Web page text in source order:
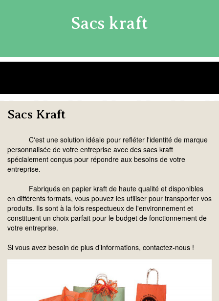
Sacs kraft
Sacs Kraft
C'est une solution idéale pour refléter l'identité de marque
personnalisée de votre entreprise avec des sacs kraft
spécialement conçus pour répondre aux besoins de votre
entreprise.
Fabriqués en papier kraft de haute qualité et disponibles
en différents formats, vous pouvez les utiliser pour transporter vos
produits. Ils sont à la fois respectueux de l'environnement et
constituent un choix parfait pour le budget de fonctionnement de
votre entreprise.
Si vous avez besoin de plus d’informations, contactez-nous !